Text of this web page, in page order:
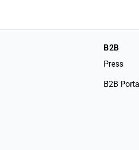
B2B
Press
B2B